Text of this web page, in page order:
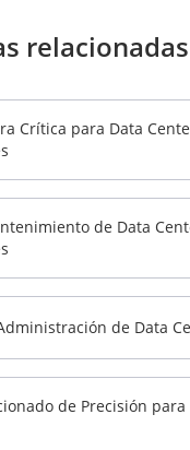
relacionadas
Crítica para Data
de Data
de Data
de Precisión para